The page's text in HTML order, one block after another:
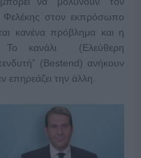
στον εκπρόσωπο
κανένα πρόβλημα και η
Το κανάλι (Ελεύθερη
(Bestend) ανήκουν
επηρεάζει την άλλη.